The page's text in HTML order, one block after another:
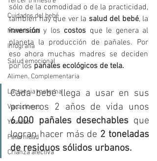
Cuidados del bebé
Maternidad
Infografía
Salud emocional
Alimen. Complementaria
Lactancia materna
Vacaciones
Youtube
Paternidad
Crianza afectiva
sólo de la comodidad o de la practicidad,
también hay que ver la salud del bebé, la
inversión y los costos que le genera al
planeta la producción de pañales. Por
eso ahora muchas madres se deciden
por los pañales ecológicos de tela.
Cada bebé llega a usar en sus
6.000 pañales desechables que
logran hacer más de 2 toneladas
de residuos sólidos urbanos.